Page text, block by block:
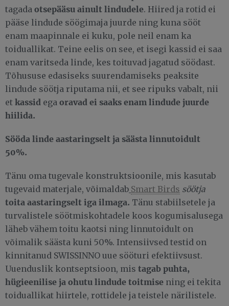
tagada otsepääsu ainult lindudele. Hiired ja rotid ei
pääse lindude söögimaja juurde ning kuna sööt
enam maapinnale ei kuku, pole neil enam ka
toiduallikat. Teine eelis on see, et isegi kassid ei saa
enam varitseda linde, kes toituvad jagatud söödast.
Tõhususe edasiseks suurendamiseks peaksite
lindude söötja riputama nii, et see ripuks vabalt, nii
et kassid ega oravad ei saaks enam lindude juurde
hiilida.
Sööda linde aastaringselt ja säästa linnutoidult
50%.
Tänu oma tugevale konstruktsioonile, mis kasutab
tugevaid materjale, võimaldab Smart Birds söötja
toita aastaringselt iga ilmaga. Tänu stabiilsetele ja
turvalistele söötmiskohtadele koos kogumisalusega
läheb vähem toitu kaotsi ning linnutoidult on
võimalik säästa kuni 50%. Intensiivsed testid on
kinnitanud SWISSINNO uue sööturi efektiivsust.
Uuenduslik kontseptsioon, mis tagab puhta,
hügieenilise ja ohutu lindude toitmise ning ei tekita
toiduallikat hiirtele, rottidele ja teistele närilistele.